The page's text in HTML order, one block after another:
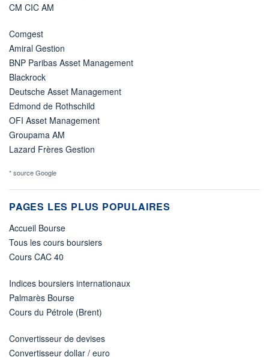
CM CIC AM
Comgest
Amiral Gestion
BNP Paribas Asset Management
Blackrock
Deutsche Asset Management
Edmond de Rothschild
OFI Asset Management
Groupama AM
Lazard Frères Gestion
* source Google
PAGES LES PLUS POPULAIRES
Accueil Bourse
Tous les cours boursiers
Cours CAC 40
Indices boursiers internationaux
Palmarès Bourse
Cours du Pétrole (Brent)
Convertisseur de devises
Convertisseur dollar / euro